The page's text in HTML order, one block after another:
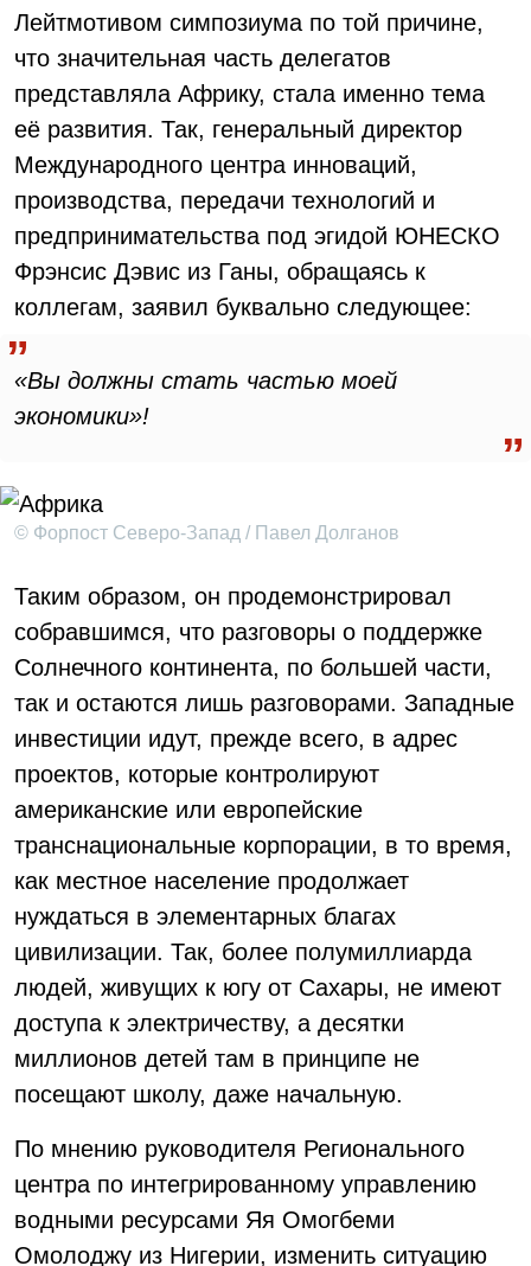
Лейтмотивом симпозиума по той причине,
что значительная часть делегатов
представляла Африку, стала именно тема
её развития. Так, генеральный директор
Международного центра инноваций,
производства, передачи технологий и
предпринимательства под эгидой ЮНЕСКО
Фрэнсис Дэвис из Ганы, обращаясь к
коллегам, заявил буквально следующее:
«Вы должны стать частью моей
экономики»!
© Форпост Северо-Запад / Павел Долганов
Таким образом, он продемонстрировал
собравшимся, что разговоры о поддержке
Солнечного континента, по большей части,
так и остаются лишь разговорами. Западные
инвестиции идут, прежде всего, в адрес
проектов, которые контролируют
американские или европейские
транснациональные корпорации, в то время,
как местное население продолжает
нуждаться в элементарных благах
цивилизации. Так, более полумиллиарда
людей, живущих к югу от Сахары, не имеют
доступа к электричеству, а десятки
миллионов детей там в принципе не
посещают школу, даже начальную.
По мнению руководителя Регионального
центра по интегрированному управлению
водными ресурсами Яя Омогбеми
Омолоджу из Нигерии, изменить ситуацию